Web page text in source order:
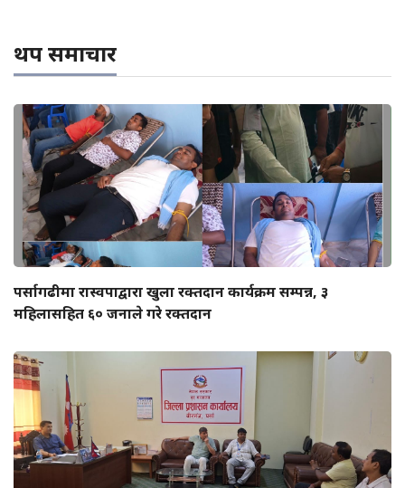
थप समाचार
पर्सागढीमा रास्वपाद्वारा खुला रक्तदान कार्यक्रम सम्पन्न, ३
महिलासहित ६० जनाले गरे रक्तदान